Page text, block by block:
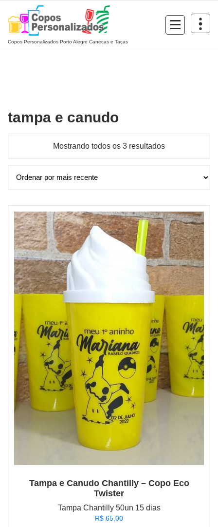
para
conteúdo
Copos Personalizados Porto Alegre Canecas e Taças
tampa e canudo
Mostrando todos os 3 resultadosClassificado
Tampa e Canudo Chantilly – Copo Eco
Twister
Tampa Chantilly 50un 15 dias
R$ 65,00